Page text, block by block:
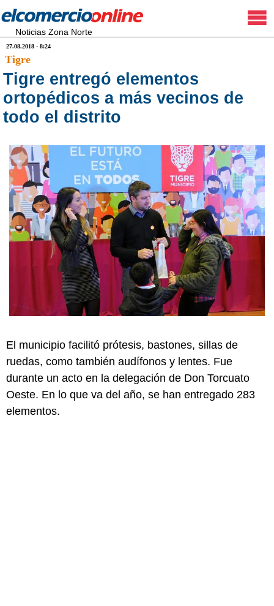
Noticias Zona Norte
27.08.2018 - 8:24
Tigre
Tigre entregó elementos
ortopédicos a más vecinos de
todo el distrito
El municipio facilitó prótesis, bastones, sillas de
ruedas, como también audífonos y lentes. Fue
durante un acto en la delegación de Don Torcuato
Oeste. En lo que va del año, se han entregado 283
elementos.